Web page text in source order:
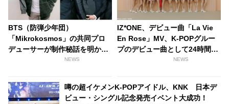
BTS（防弾少年団）
「Mikrokosmos」の共同プロ
デューサーが制作秘話を明か
す！ 「あんな気持ちを味わうこ
「世界最大で最高のバンド」
NEWS
IZ*ONE、デビュー曲「La Vie
En Rose」MV、K-POPグルー
プのデビュー曲として24時間の
再生回数が歴代最高を記録[動画
NEWS
噂の超イケメンK-POPアイドル、KNK 日本デ
ビュー・シングル記念発売イベント大成功！